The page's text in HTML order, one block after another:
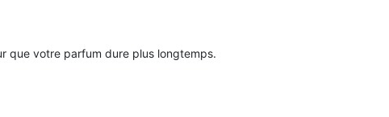
que votre parfum dure plus longtemps.